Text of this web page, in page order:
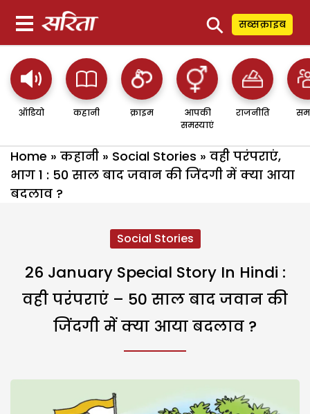
⚲ सब्सक्राइब
ऑडियो कहानी क्राइम
आपकी
समस्याएं
राजनीति
Home » कहानी » Social Stories » वही परंपराएं,
भाग 1 : 50 साल बाद जवान की जिंदगी में क्या आया
बदलाव ?
Social Stories
26 January Special Story In Hindi :
वही परंपराएं – 50 साल बाद जवान की
जिंदगी में क्या आया बदलाव ?